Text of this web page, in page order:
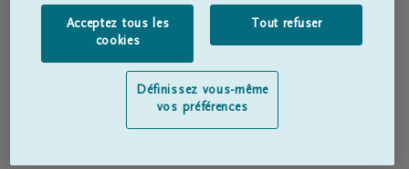
Conditions d'utilisation
Déclaration relative à la vie privée
Déclaration d’accessibilité
Acceptez tous les
cookies
Tout refuser
Définissez vous-même
vos préférences